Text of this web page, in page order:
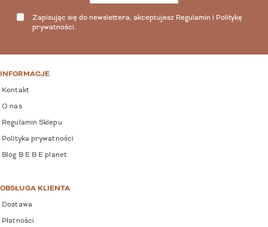
Zapisując się do newslettera, akceptujesz Regulamin i Politykę
prywatności.
INFORMACJE
Kontakt
O nas
Regulamin Sklepu
Polityka prywatności
Blog B E B E planet
OBSŁUGA KLIENTA
Dostawa
Płatności